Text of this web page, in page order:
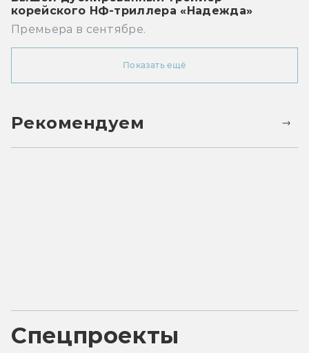
корейского НФ-триллера «Надежда»
Премьера в сентябре.
Показать ещё
Рекомендуем
Спецпроекты